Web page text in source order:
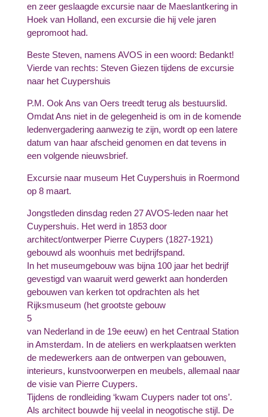
en zeer geslaagde excursie naar de Maeslantkering in
Hoek van Holland, een excursie die hij vele jaren
gepromoot had.
Beste Steven, namens AVOS in een woord: Bedankt!
Vierde van rechts: Steven Giezen tijdens de excursie
naar het Cuypershuis
P.M. Ook Ans van Oers treedt terug als bestuurslid.
Omdat Ans niet in de gelegenheid is om in de komende
ledenvergadering aanwezig te zijn, wordt op een latere
datum van haar afscheid genomen en dat tevens in
een volgende nieuwsbrief.
Excursie naar museum Het Cuypershuis in Roermond
op 8 maart.
Jongstleden dinsdag reden 27 AVOS-leden naar het
Cuypershuis. Het werd in 1853 door
architect/ontwerper Pierre Cuypers (1827-1921)
gebouwd als woonhuis met bedrijfspand.
In het museumgebouw was bijna 100 jaar het bedrijf
gevestigd van waaruit werd gewerkt aan honderden
gebouwen van kerken tot opdrachten als het
Rijksmuseum (het grootste gebouw
5
van Nederland in de 19e eeuw) en het Centraal Station
in Amsterdam. In de ateliers en werkplaatsen werkten
de medewerkers aan de ontwerpen van gebouwen,
interieurs, kunstvoorwerpen en meubels, allemaal naar
de visie van Pierre Cuypers.
Tijdens de rondleiding ‘kwam Cuypers nader tot ons’.
Als architect bouwde hij veelal in neogotische stijl. De